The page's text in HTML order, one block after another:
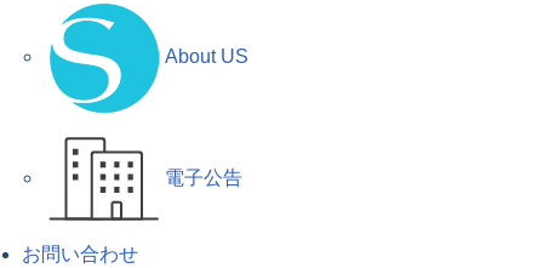
About US
電子公告
お問い合わせ